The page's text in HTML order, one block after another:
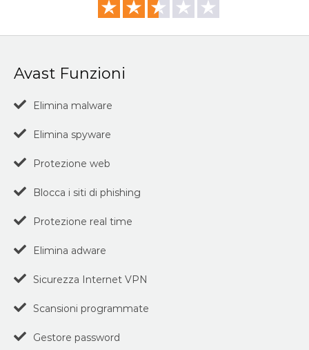
Avast Funzioni
Elimina malware
Elimina spyware
Protezione web
Blocca i siti di phishing
Protezione real time
Elimina adware
Sicurezza Internet VPN
Scansioni programmate
Gestore password